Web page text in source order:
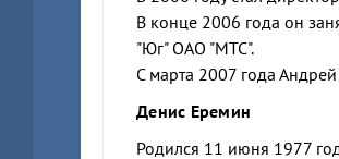
В конце 2006 года он
"Юг" ОАО "МТС".
С марта 2007 года
Денис Еремин
Родился 11 июня 1977